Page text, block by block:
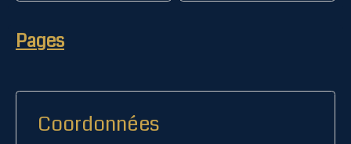
Pages
Coordonnées